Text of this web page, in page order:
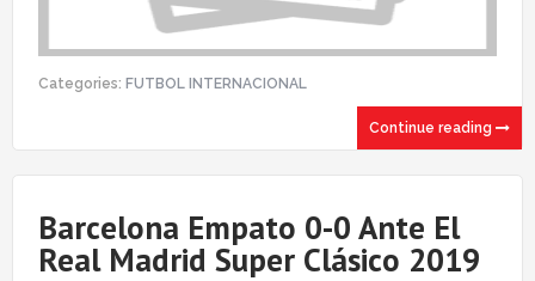
Categories: FUTBOL INTERNACIONAL
Continue reading
Barcelona Empato 0-0 Ante El
Real Madrid Super Clásico 2019